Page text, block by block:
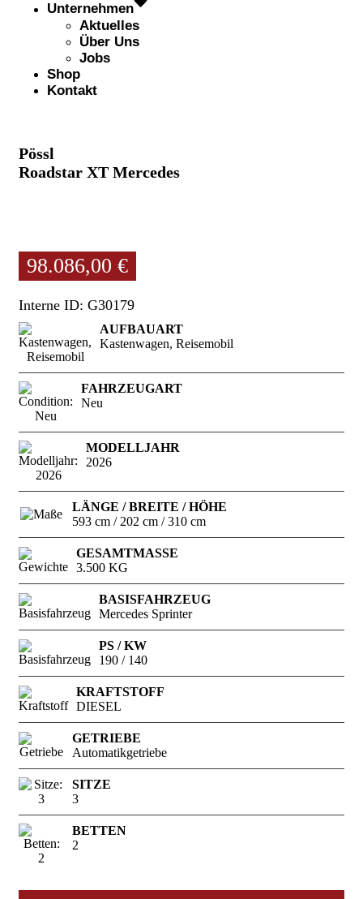
Unternehmen
Aktuelles
Über Uns
Jobs
Shop
Kontakt
Pössl
Roadstar XT Mercedes
98.086,00 €
Interne ID: G30179
AUFBAUART
Kastenwagen, Reisemobil
FAHRZEUGART
Neu
MODELLJAHR
2026
LÄNGE / BREITE / HÖHE
593 cm / 202 cm / 310 cm
GESAMTMASSE
3.500 KG
BASISFAHRZEUG
Mercedes Sprinter
PS / KW
190 / 140
KRAFTSTOFF
DIESEL
GETRIEBE
Automatikgetriebe
SITZE
3
BETTEN
2